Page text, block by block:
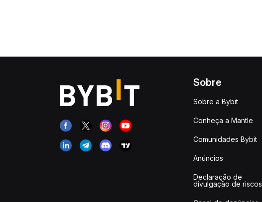
Sobre
Sobre a Bybit
Conheça a Mantle
Comunidades Bybit
Anúncios
Declaração de
divulgação de riscos